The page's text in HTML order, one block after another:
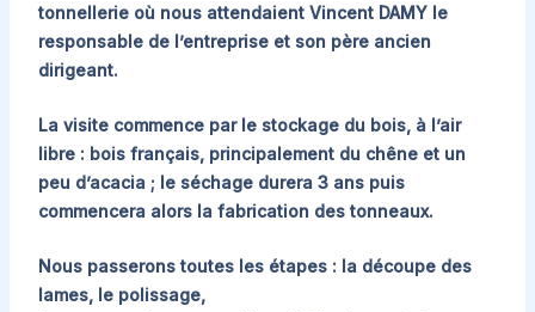
tonnellerie où nous attendaient Vincent DAMY le
responsable de l’entreprise et son père ancien
dirigeant.
La visite commence par le stockage du bois, à l’air
libre : bois français, principalement du chêne et un
peu d’acacia ; le séchage durera 3 ans puis
commencera alors la fabrication des tonneaux.
Nous passerons toutes les étapes : la découpe des
lames, le polissage,